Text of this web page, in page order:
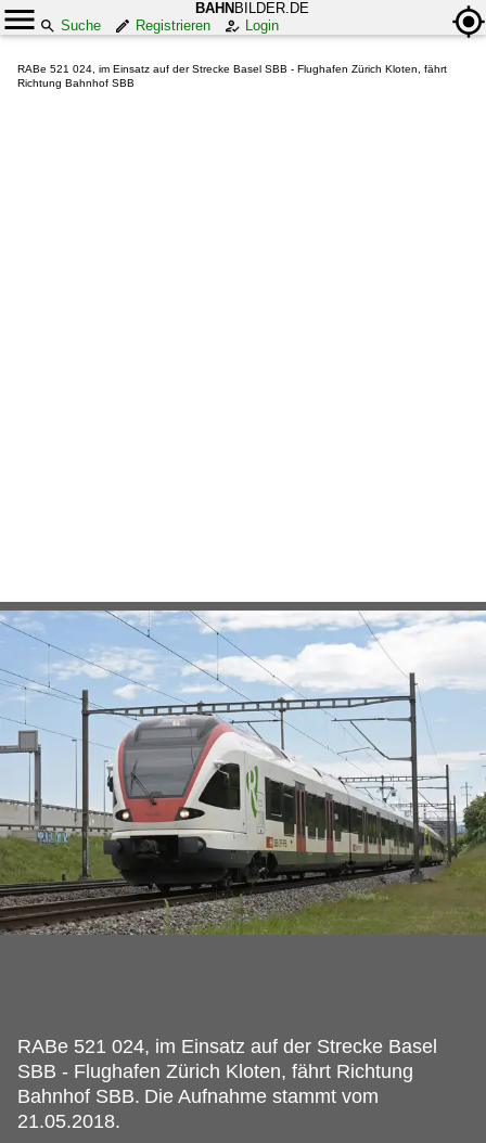
BAHN BILDER.DE
Suche
Registrieren Login
RABe 521 024, im Einsatz auf der Strecke Basel SBB - Flughafen Zürich Kloten, fährt
Richtung Bahnhof SBB
RABe 521 024, im Einsatz auf der Strecke Basel
SBB - Flughafen Zürich Kloten, fährt Richtung
Bahnhof SBB. Die Aufnahme stammt vom
21.05.2018.